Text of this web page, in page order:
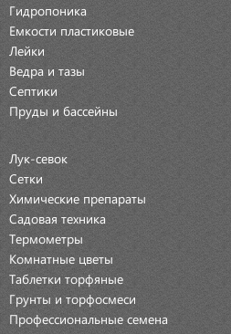
Гидропоника
Емкости пластиковые
Лейки
Ведра и тазы
Септики
Пруды и бассейны
Лук-севок
Сетки
Химические препараты
Садовая техника
Термометры
Комнатные цветы
Таблетки торфяные
Грунты и торфосмеси
Профессиональные семена